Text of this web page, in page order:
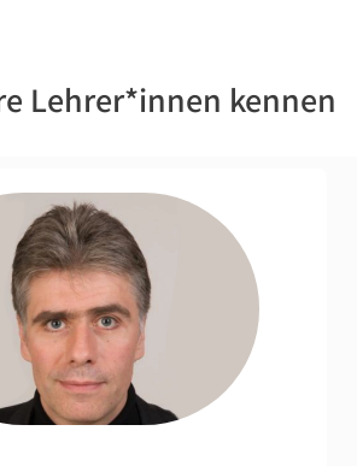
Lehrer*innen kennen